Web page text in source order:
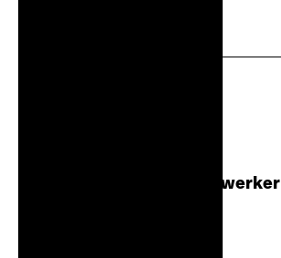
Allround Horecamedewerker